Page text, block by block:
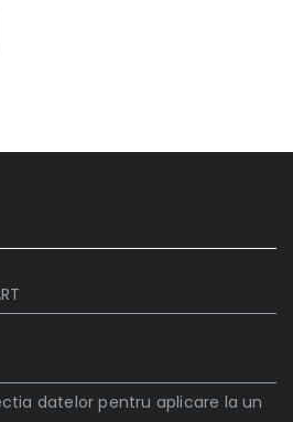
datelor pentru aplicare la un